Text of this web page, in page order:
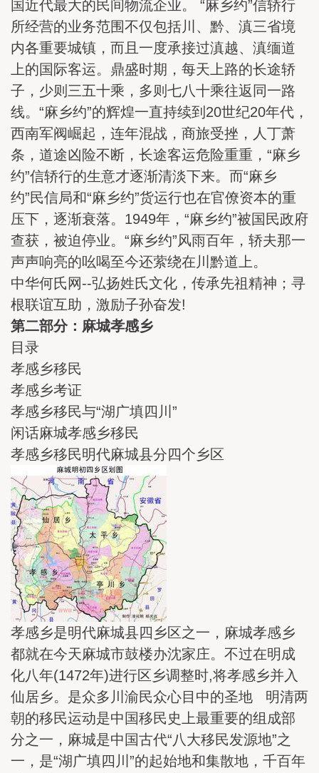
国近代最大的民间物流企业。 “麻乡约”信轿行
所经营的业务范围不仅包括川、黔、滇三省境
内各重要城镇，而且一度承接过滇越、滇缅道
上的国际客运。鼎盛时期，每天上路的长途轿
子，少则三五十乘，多则七八十乘往返同一路
线。“麻乡约”的辉煌一直持续到20世纪20年代，
西南军阀崛起，连年混战，商旅受挫，人丁萧
条，道途凶险不断，长途客运危险重重，“麻乡
约”信轿行的生意才逐渐清淡下来。而“麻乡
约”民信局和“麻乡约”货运行也在官僚资本的重
压下，逐渐衰落。1949年，“麻乡约”被国民政府
查获，被迫停业。“麻乡约”风雨百年，轿夫那一
声声响亮的吆喝至今还萦绕在川黔道上。
中华何氏网--弘扬姓氏文化，传承先祖精神；寻
根联谊互助，激励子孙奋发!
第二部分：麻城孝感乡
目录
孝感乡移民
孝感乡考证
孝感乡移民与“湖广填四川”
闲话麻城孝感乡移民
孝感乡移民明代麻城县分四个乡区
孝感乡是明代麻城县四乡区之一，麻城孝感乡
都就在今天麻城市鼓楼办沈家庄。不过在明成
化八年(1472年)进行区乡调整时,将孝感乡并入
仙居乡。是众多川渝民众心目中的圣地 明清两
朝的移民运动是中国移民史上最重要的组成部
分之一，麻城是中国古代“八大移民发源地”之
一，是“湖广填四川”的起始地和集散地，千百年